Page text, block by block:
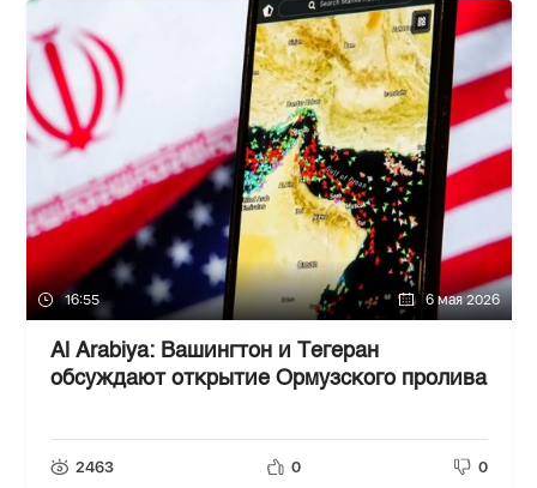
16:55 6 мая 2026
Al Arabiya: Вашингтон и Тегеран
обсуждают открытие Ормузского пролива
2463 0 0